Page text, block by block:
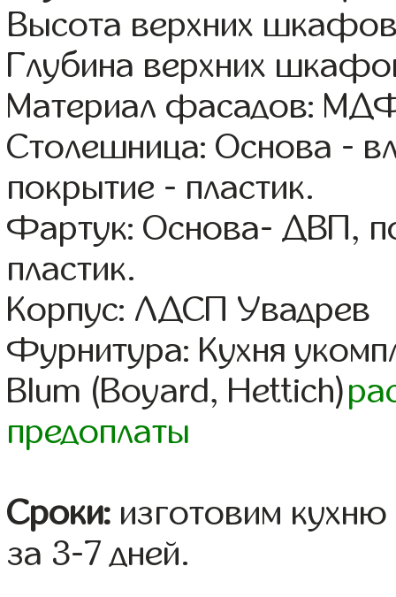
Высота верхних
Глубина верхних
Материал фасадов:
Столешница: Основа -
покрытие - пластик.
Фартук: Основа- ДВП,
пластик.
Корпус: ЛДСП Увадрев
Фурнитура: Кухня
Blum (Boyard, Hettich)
предоплаты
Сроки: изготовим
за 3-7 дней.